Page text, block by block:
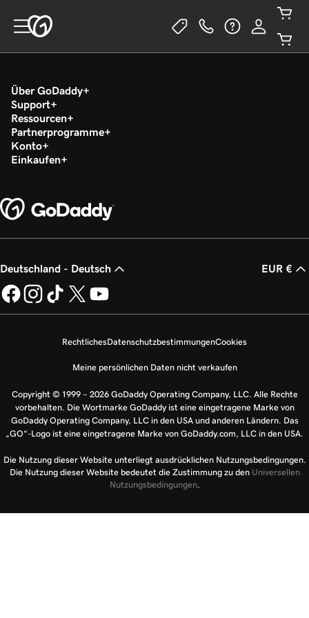
Über GoDaddy
Support
Ressourcen
Partnerprogramme
Konto
Einkaufen
Deutschland - Deutsch EUR €
RechtlichesDatenschutzbestimmungenCookies
Meine persönlichen Daten nicht verkaufen
Copyright © 1999 – 2026 GoDaddy Operating Company, LLC. Alle Rechte
vorbehalten. Die Wortmarke GoDaddy ist eine eingetragene Marke von
GoDaddy Operating Company, LLC in den USA und anderen Ländern. Das
„GO“-Logo ist eine eingetragene Marke von GoDaddy.com, LLC in den USA.
Die Nutzung dieser Website unterliegt ausdrücklichen Nutzungsbedingungen.
Die Nutzung dieser Website bedeutet die Zustimmung zu den Universellen
Nutzungsbedingungen.